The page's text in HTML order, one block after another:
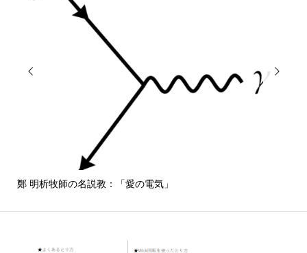

鄭 明析牧師の名説教：「愛の電気」
